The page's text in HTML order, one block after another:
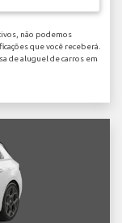
não podemos
que você receberá.
de aluguel de carros em